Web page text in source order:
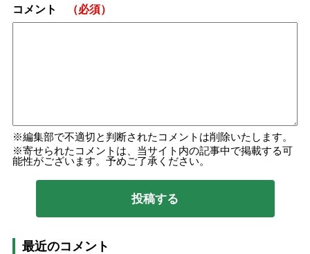
コメント （必須）
編集部で不適切と判断されたコメントは削除いたします。
寄せられたコメントは、当サイト内の記事中で掲載する可
能性がございます。予めご了承ください。
最近のコメント